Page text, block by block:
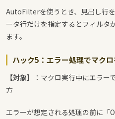
AutoFilterを使うとき、見出し行
ータ行だけを指定するとフィルタ
ます。
ハック5：エラー処理でマク
【対象】
：マクロ実行中にエラー
方
エラーが想定される処理の前に